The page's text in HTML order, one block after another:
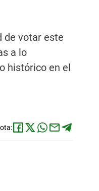
de votar este
a lo
histórico en el